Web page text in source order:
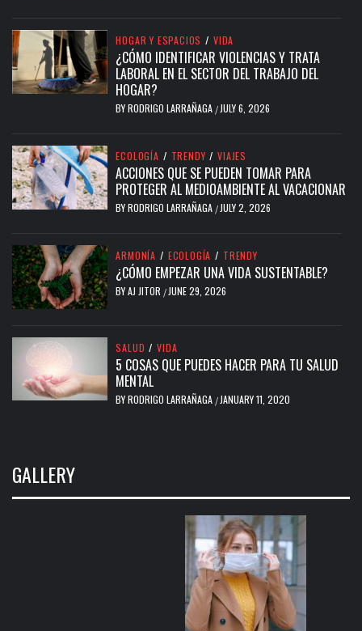
HOGAR Y ESPACIOS / VIDA
¿CÓMO IDENTIFICAR VIOLENCIAS Y TRATA
LABORAL EN EL SECTOR DEL TRABAJO DEL
HOGAR?
BYRODRIGO LARRAÑAGA / JULY 6, 2026
ECOLOGÍA / TRENDY / VIAJES
ACCIONES QUE SE PUEDEN TOMAR PARA
PROTEGER AL MEDIOAMBIENTE AL VACACIONAR
BYRODRIGO LARRAÑAGA / JULY 2, 2026
ARMONÍA / ECOLOGÍA / TRENDY
¿CÓMO EMPEZAR UNA VIDA SUSTENTABLE?
BYAJ JITOR / JUNE 29, 2026
SALUD / VIDA
5 COSAS QUE PUEDES HACER PARA TU SALUD
MENTAL
BYRODRIGO LARRAÑAGA / JANUARY 11, 2020
GALLERY